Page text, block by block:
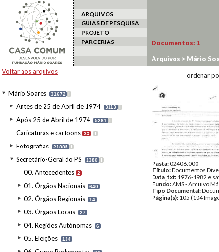
ARQUIVOS
GUIAS DE PESQUISA
PROJETO
PARCERIAS
Voltar aos arquivos
Mário Soares 31672 I
Antes de 25 de Abril de 1974 3113 I
Após 25 de Abril de 1974 5261 I
Caricaturas e cartoons 33 I
Fotografias 21885 I
Secretário-Geral do PS 1380 I
00. Antecedentes 2
01. Órgãos Nacionais 640
02. Órgãos Regionais 14
03. Órgãos Locais 27
04. Regiões Autónomas 6
05. Eleições 134
Documentos: 1
Arquivos > Mário
Revolução
ordenar
Pasta:02406.000
Título:Documentos
Data_txt: 1976-1982 e s/
Fundo:AMS - Arquivo
Tipo Documental:
Página(s): 105 (104